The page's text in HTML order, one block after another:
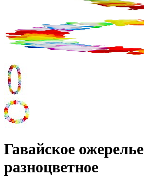
Гавайское ожерелье
разноцветное